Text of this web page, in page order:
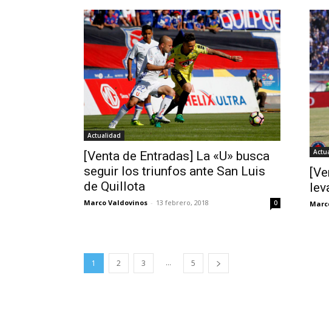
Actualidad
[Venta de Entradas] La «U» busca
seguir los triunfos ante San Luis
de Quillota
Marco Valdovinos - 13 febrero, 2018 0
1 2 3 ... 5